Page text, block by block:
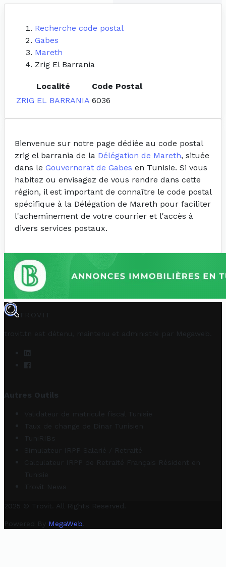
Recherche code postal
Gabes
Mareth
Zrig El Barrania
Localité
Code Postal
ZRIG EL BARRANIA 6036
Bienvenue sur notre page dédiée au code postal
zrig el barrania de la Délégation de Mareth, située
dans le Gouvernorat de Gabes en Tunisie. Si vous
habitez ou envisagez de vous rendre dans cette
région, il est important de connaître le code postal
spécifique à la Délégation de Mareth pour faciliter
l'acheminement de votre courrier et l'accès à
divers services postaux.
TROVIT
trovit.tn est détenu, maintenu et administré par Megaweb
Autres Outils
Validateur de matricule fiscal Tunisie
Taux de change de Dinar Tunisien
TuniRIBs
Simulateur IRPP Salarié / Retraité
Calculateur IRPP de Retraité Français Résident en
Tunisie
Trovit News
2025 © Trovit. All Rights Reserved.
Powered By MegaWeb